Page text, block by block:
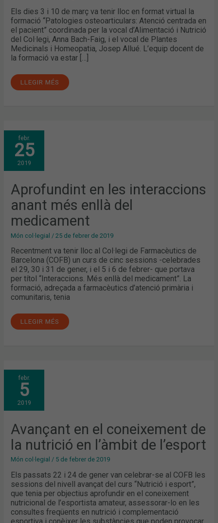
Els dies 3 i 10 de març va tenir lloc en format virtual la
formació “Patologies osteoarticulars: Atenció centrada en
el pacient” coordinada per la vocal d’Alimentació i Nutrició
del Col·legi, Anna Bach-Faig, i el vocal de Plantes
Medicinals i Homeopatia, Josep Allué. L’equip docent de
la formació va estar […]
LLEGIR MÉS
febr.
25
2019
Aprofundint en les interaccions
anant més enllà del
medicament
Món col·legial /25 de febrer de 2019
Recentment va tenir lloc al Col·legi de Farmacèutics de
Barcelona (COFB) un curs de cinc sessions -celebrades
el 29, 30 i 31 de gener, i el 5 i 6 de febrer- que portava
per títol “Interaccions. Més enllà del medicament”. La
formació, adreçada a farmacèutics d’atenció primària i
comunitaris, tenia
APROFUNDINT
EN
LES
INTERACCIONS
ANANT
MÉS
ENLLÀ
MEDICAMENT
LLEGIR MÉS
febr.
5
2019
Avançant en el coneixement de
la nutrició en l’àmbit de l’esport
Món col·legial / 5 de febrer de 2019
Els passats 22 i 24 de gener van celebrar-se al COFB les
sessions del nivell avançat del curs “Nutrició i esport”,
que tenia per objectius aprofundir en el coneixement
nutricional de l’esportista amateur, assessorar-lo en les
consultes freqüents en nutrició i complementació
AVANÇANT
EN
EL
CONEIXEMENT
DE
LA
NUTRICIÓ
DE
L’ESPORT